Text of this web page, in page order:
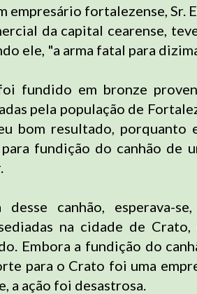
empresário fortalezense, Sr.
da capital cearense,
ele, "a arma fatal para
fundido em bronze
pela população de
bom resultado,
fundição do canhão de
desse canhão, esperava-
na cidade de
Embora a fundição do
para o Crato foi uma
a ação foi desastrosa.